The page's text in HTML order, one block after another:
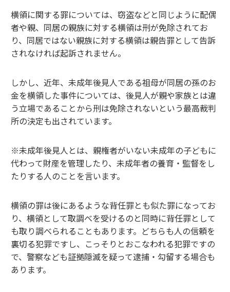
横領に関する罪については、窃盗などと同じように配偶
者や親、同居の親族に対する横領は刑が免除されてお
り、同居ではない親族に対する横領は親告罪として告訴
されなければ起訴されません。
しかし、近年、未成年後見人である祖母が同居の孫のお
金を横領した事件については、後見人が親や家族とは違
う立場であることから刑は免除されないという最高裁判
所の決定も出されています。
※未成年後見人とは、親権者がいない未成年の子どもに
代わって財産を管理したり、未成年者の養育・監督をし
たりする人のことを言います。
横領の罪は後にあるような背任罪とも似た罪になってお
り、横領として取調べを受けるのと同時に背任罪として
も取り調べられることもあります。どちらも人の信頼を
裏切る犯罪ですし、こっそりとおこなわれる犯罪ですの
で、警察なども証拠隠滅を疑って逮捕・勾留する場合も
あります。